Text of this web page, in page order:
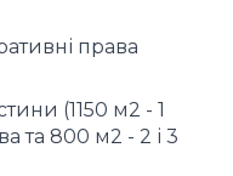
права
(1150 м2 - 1
та 800 м2 - 2 і 3